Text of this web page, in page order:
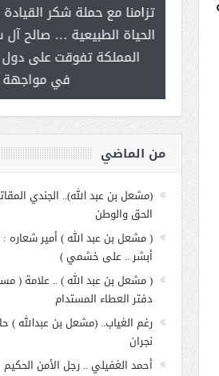
تزامنا مع حملة شكر
الحياة الطبيعية … صالح
المملكة تفوقت على دول
في مواجهة
برامج
أساس
عملنا
من الماضي
(مشعل بن عبد الله).. الجندي
الحق والوطن
( مشعل بن عبد الله ) أمير شعاره
أبشر .. على خشمي )
( مشعل بن عبد الله ) .. علامة (
دفتر العطاء المستدام
رغم الغياب.. (مشعل بن عبدالله )
نجران
أحمد الغفيلي .. رجل الأمن الحكيم